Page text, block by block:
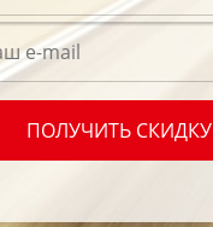
ПОЛУЧИТЬ СКИДКУ